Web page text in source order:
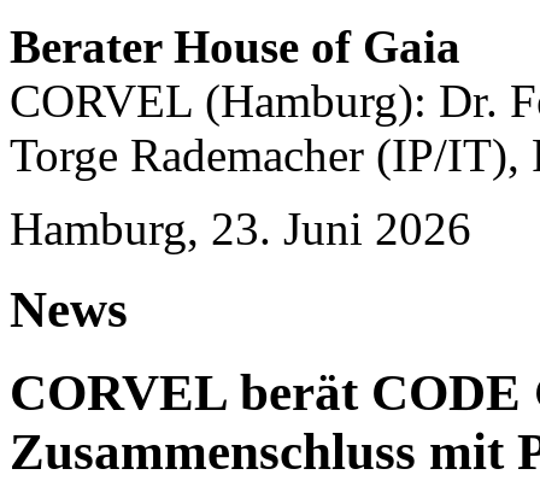
Berater House of Gaia
CORVEL (Hamburg): Dr.
Torge Rademacher (IP/
Hamburg, 23. Juni 2026
News
CORVEL berät CODE
Zusammenschluss mit